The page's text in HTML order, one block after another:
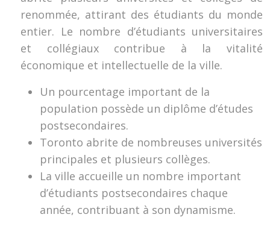
renommée, attirant des étudiants du monde
entier. Le nombre d’étudiants universitaires
et collégiaux contribue à la vitalité
économique et intellectuelle de la ville.
Un pourcentage important de la
population possède un diplôme d’études
postsecondaires.
Toronto abrite de nombreuses universités
principales et plusieurs collèges.
La ville accueille un nombre important
d’étudiants postsecondaires chaque
année, contribuant à son dynamisme.